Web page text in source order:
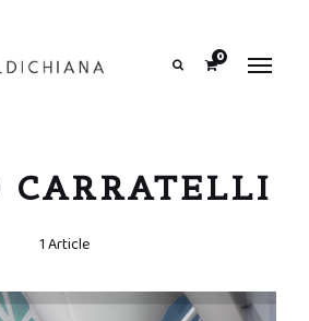
0
CARRATELLI
1 Article